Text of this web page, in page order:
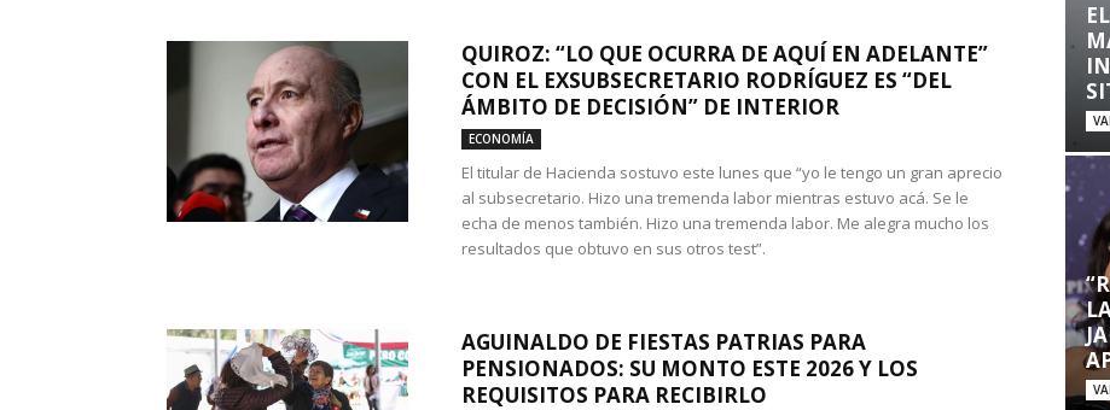
QUIROZ: “LO QUE OCURRA DE AQUÍ EN ADELANTE”
CON EL EXSUBSECRETARIO RODRÍGUEZ ES “DEL
ÁMBITO DE DECISIÓN” DE INTERIOR
ECONOMÍA
El titular de Hacienda sostuvo este lunes que “yo le tengo un gran aprecio
al subsecretario. Hizo una tremenda labor mientras estuvo acá. Se le
echa de menos también. Hizo una tremenda labor. Me alegra mucho los
resultados que obtuvo en sus otros test”.
AGUINALDO DE FIESTAS PATRIAS PARA
PENSIONADOS: SU MONTO ESTE 2026 Y LOS
REQUISITOS PARA RECIBIRLO